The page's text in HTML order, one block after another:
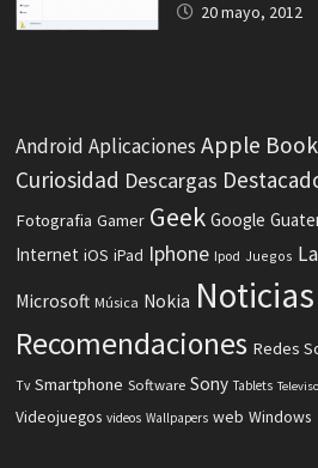
20 mayo, 2012
Android Aplicaciones Apple
Curiosidad Descargas
Fotografia Gamer Geek Google
Internet iOS iPad Iphone Ipod Juegos
Microsoft Música Nokia Noticias
Recomendaciones Redes
Tv Smartphone Software Sony Tablets
Videojuegos videos Wallpapers web Windows